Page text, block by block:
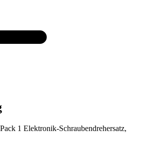
1 Elektronik-Schraubendrehersatz,